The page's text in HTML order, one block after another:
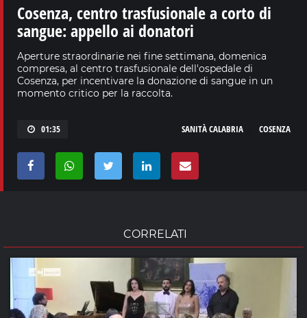
Cosenza, centro trasfusionale a corto di
sangue: appello ai donatori
Aperture straordinarie nei fine settimana, domenica
compresa, al centro trasfusionale dell'ospedale di
Cosenza, per incentivare la donazione di sangue in un
momento critico per la raccolta.
01:35 COSENZA
SANITÀ CALABRIA
CORRELATI